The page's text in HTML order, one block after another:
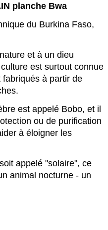
planche Bwa
du Burkina Faso,
et à un dieu
est surtout connue
à partir de
est appelé Bobo, et il
ou de purification
à éloigner les
appelé "solaire", ce
animal nocturne - un